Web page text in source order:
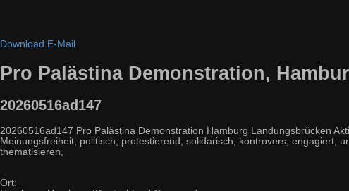
Download E-Mail
Pro Palästina Demonstration,
20260516ad147
20260516ad147 Pro Palästina Demonstration Hamburg Landungsbrücken
Meinungsfreiheit, politisch, protestierend, solidarisch, kontrovers, engagiert,
thematisieren,
Ort: